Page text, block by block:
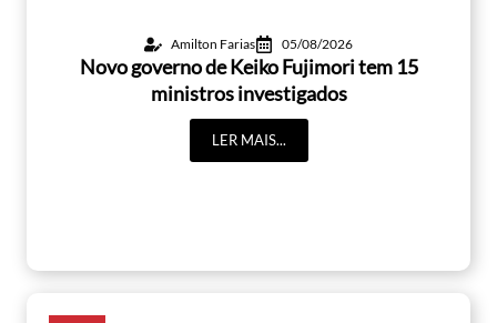
Amilton Farias 05/08/2026
Novo governo de Keiko Fujimori tem 15
ministros investigados
LER MAIS...